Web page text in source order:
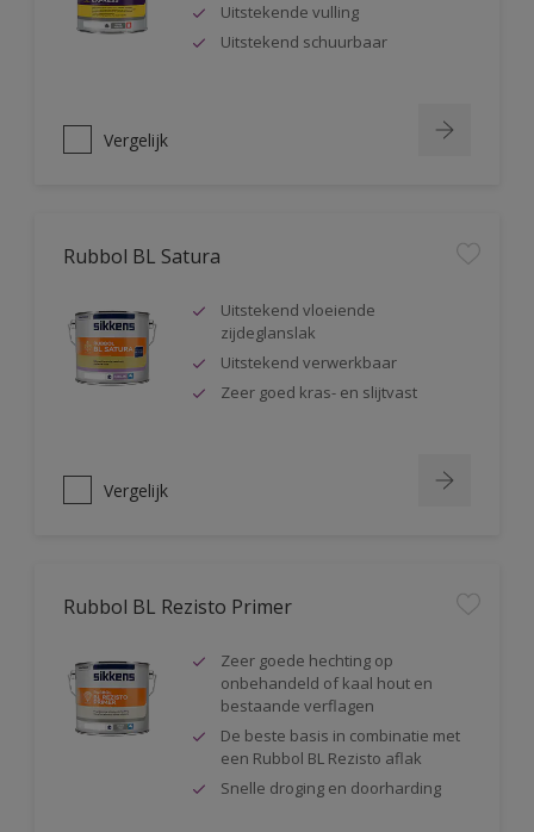
Uitstekende vulling
Uitstekend schuurbaar
Vergelijk
Rubbol BL Satura
Uitstekend vloeiende
zijdeglanslak
Uitstekend verwerkbaar
Zeer goed kras- en slijtvast
Vergelijk
Rubbol BL Rezisto Primer
Zeer goede hechting op
onbehandeld of kaal hout en
bestaande verflagen
De beste basis in combinatie met
een Rubbol BL Rezisto aflak
Snelle droging en doorharding